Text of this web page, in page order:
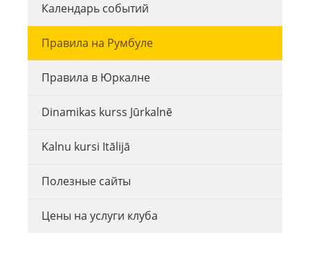
Календарь событий
Правила на Румбуле
Правила в Юркалне
Dinamikas kurss Jūrkalnē
Kalnu kursi Itālijā
Полезные сайты
Цены на услуги клуба